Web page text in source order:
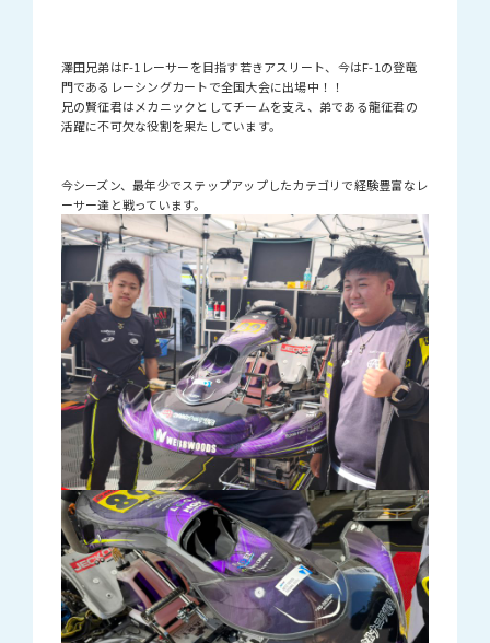
澤田兄弟はF-1レーサーを目指す若きアスリート、今はF-1の登竜
門であるレーシングカートで全国大会に出場中！！
兄の賢征君はメカニックとしてチームを支え、弟である龍征君の
活躍に不可欠な役割を果たしています。
今シーズン、最年少でステップアップしたカテゴリで経験豊富なレ
ーサー達と戦っています。